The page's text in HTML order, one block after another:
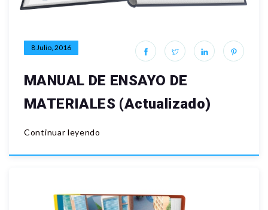
8 Julio, 2016
MANUAL DE ENSAYO DE
MATERIALES (actualizado)
Continuar leyendo